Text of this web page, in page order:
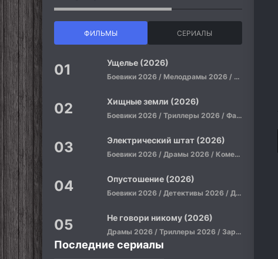
ФИЛЬМЫ СЕРИАЛЫ
Ущелье (2026)
Боевики 2026 / Мелодрамы 2026 / Приключения 2026 / Ужасы 2026 / Фантастические 2026 / Зарубежные фильмы 2026 / Американские фильмы / Фильмы 2026
Хищные земли (2026)
Боевики 2026 / Триллеры 2026 / Фантастические 2026 / Зарубежные фильмы 2026 / Американские фильмы / Фильмы 2026
Электрический штат (2026)
Боевики 2026 / Драмы 2026 / Комедии 2026 / Приключения 2026 / Фантастические 2026 / Зарубежные фильмы 2026 / Американские фильмы / Фильмы 2026
Опустошение (2026)
Боевики 2026 / Детективы 2026 / Драмы 2026 / Криминальные фильмы 2026 / Триллеры 2026 / Зарубежные фильмы 2026 / Американские фильмы / Фильмы 2026
Не говори никому (2026)
Драмы 2026 / Триллеры 2026 / Зарубежные фильмы 2026 / Американские фильмы / Фильмы 2026
Последние сериалы